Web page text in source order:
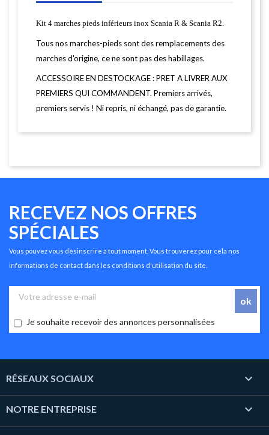
Kit 4 marches pieds inférieurs inox Scania R & Scania R2.
Tous nos marches-pieds sont des remplacements des
marches d'origine, ce ne sont pas des habillages.
ACCESSOIRE EN DESTOCKAGE : PRET A LIVRER AUX
PREMIERS QUI COMMANDENT. Premiers arrivés,
premiers servis ! Ni repris, ni échangé, pas de garantie.
RECEVEZ NOS OFFRES
SPÉCIALES
Vous pouvez vous désinscrire à tout moment. Vous trouverez pour cela nos
informations de contact dans les conditions d'utilisation du site.
Je souhaite recevoir des annonces personnalisées
RÉSEAUX SOCIAUX 
NOTRE ENTREPRISE 